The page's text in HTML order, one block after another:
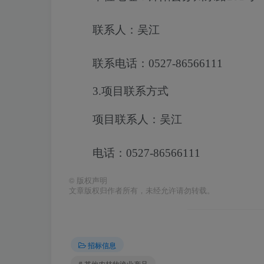
联系人：吴江
联系电话：0527-86566111
3.项目联系方式
项目联系人：吴江
电话：0527-86566111
© 版权声明
文章版权归作者所有，未经允许请勿转载。
招标信息